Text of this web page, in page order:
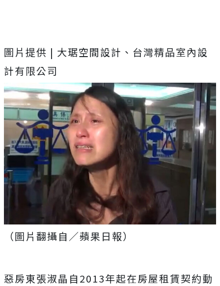
圖片提供 | 大琚空間設計、台灣精品室內設
計有限公司
（圖片翻攝自／蘋果日報）
惡房東張淑晶自2013年起在房屋租賃契約動